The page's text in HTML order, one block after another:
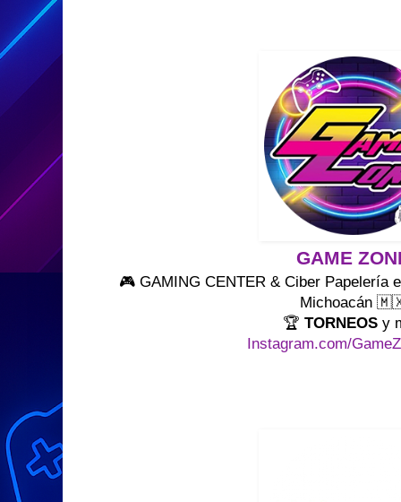
GAME
🎮 GAMING CENTER & Ciber Papelería
Michoacán
🏆TORNEOSy
Instagram.com/